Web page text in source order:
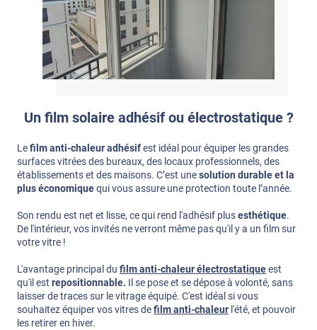
Un film solaire adhésif ou électrostatique ?
Lefilm anti-chaleur adhésifest idéal pour équiper les grandes
surfaces vitrées des bureaux, des locaux professionnels, des
établissements et des maisons. C’est unesolution durable et la
plus économiquequi vous assure une protection toute l’année.
Son rendu est net et lisse, ce qui rend l'adhésif plusesthétique.
De l'intérieur, vos invités ne verront même pas qu'il y a un film sur
votre vitre !
L'avantage principal du film anti-chaleur électrostatiqueest
qu'il est repositionnable. Il se pose et se dépose à volonté, sans
laisser de traces sur le vitrage équipé. C'est idéal si vous
souhaitez équiper vos vitres defilm anti-chaleur l'été, et pouvoir
les retirer en hiver.